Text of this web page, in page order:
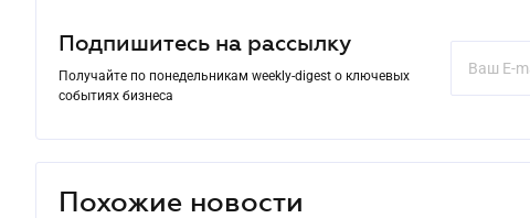
Подпишитесь на рассылку
Получайте по понедельникам weekly-digest о ключевых
событиях бизнеса
Похожие новости